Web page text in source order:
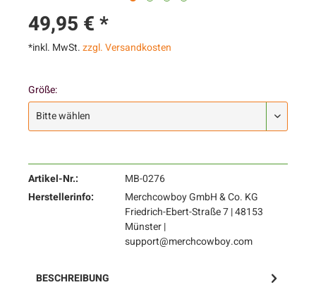
49,95 € *
*inkl. MwSt.zzgl. Versandkosten
Größe:
Artikel-Nr.:
MB-0276
Herstellerinfo:
Merchcowboy GmbH & Co. KG
Friedrich-Ebert-Straße 7 | 48153
Münster |
support@merchcowboy.com
BESCHREIBUNG